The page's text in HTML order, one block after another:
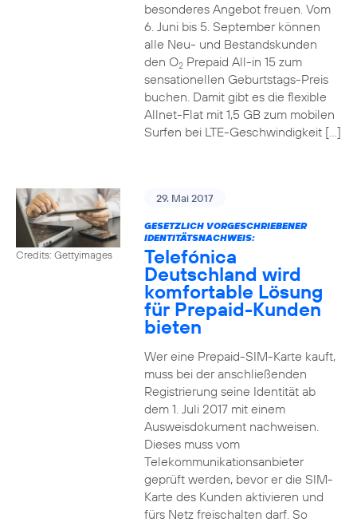
besonderes Angebot freuen. Vom
6. Juni bis 5. September können
alle Neu- und Bestandskunden
den O2Prepaid All-in 15 zum
sensationellen Geburtstags-Preis
buchen. Damit gibt es die flexible
Allnet-Flat mit 1,5 GB zum mobilen
Surfen bei LTE-Geschwindigkeit […]
Credits: Gettyimages
29. Mai 2017
GESETZLICH VORGESCHRIEBENER
IDENTITÄTSNACHWEIS:
Telefónica
Deutschland wird
komfortable Lösung
für Prepaid-Kunden
bieten
Wer eine Prepaid-SIM-Karte kauft,
muss bei der anschließenden
Registrierung seine Identität ab
dem 1. Juli 2017 mit einem
Ausweisdokument nachweisen.
Dieses muss vom
Telekommunikationsanbieter
geprüft werden, bevor er die SIM-
Karte des Kunden aktivieren und
fürs Netz freischalten darf. So